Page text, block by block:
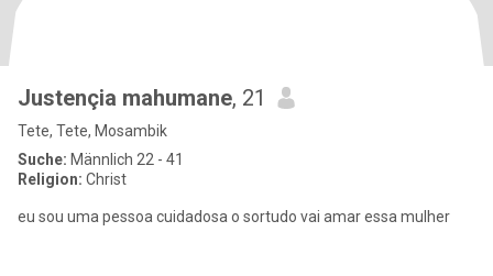
Justençia mahumane, 21
Tete, Tete, Mosambik
Suche: Männlich 22 - 41
Religion: Christ
eu sou uma pessoa cuidadosa o sortudo vai amar essa mulher